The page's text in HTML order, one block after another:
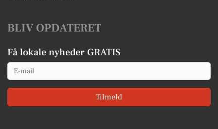
BLIV OPDATERET
Få lokale nyheder GRATIS
Email
Tilmeld